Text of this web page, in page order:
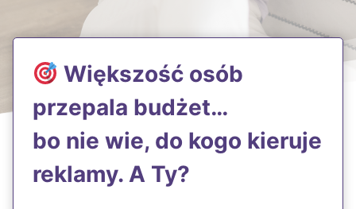
Większość osób
przepala budżet…
bo nie wie, do kogo kieruje
reklamy. A Ty?